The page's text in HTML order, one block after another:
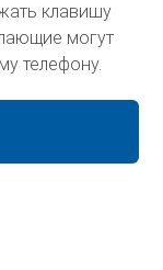
клавишу
могут
телефону.